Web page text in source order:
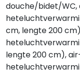
douche/bidet/WC,
cm, lengte 200
lengte 200 cm),